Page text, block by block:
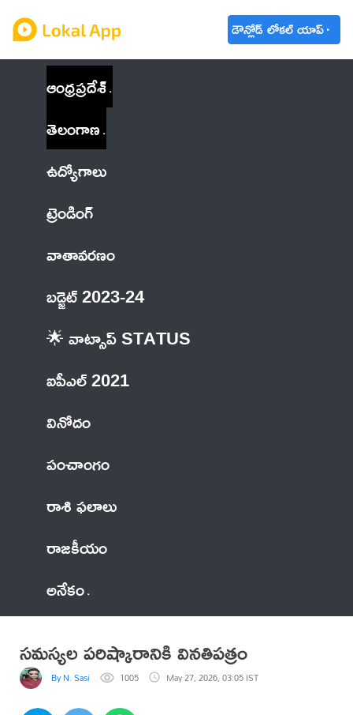
డౌన్లోడ్ లోకల్ యాప్
ఆంధ్రప్రదేశ్
తెలంగాణ
ఉద్యోగాలు
ట్రెండింగ్
వాతావరణం
బడ్జెట్ 2023-24
🌟 వాట్సాప్ STATUS
ఐపీఎల్ 2021
వినోదం
పంచాంగం
రాశి ఫలాలు
రాజకీయం
అనేకం
సమస్యల పరిష్కారానికి వినతిపత్రం
By N. Sasi 1005 May 27, 2026, 03:05 IST